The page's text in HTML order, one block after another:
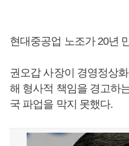
현대중공업 노조가 20년
권오갑 사장이 경영정상
해 형사적 책임을 경고하
국 파업을 막지 못했다.